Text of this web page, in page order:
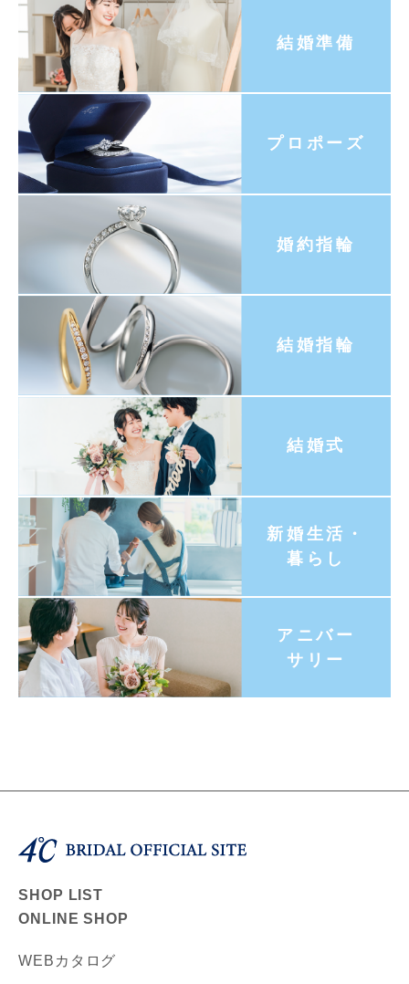
結婚準備
プロポーズ
婚約指輪
結婚指輪
結婚式
新婚生活・
暮らし
アニバー
サリー
SHOP LIST
ONLINE SHOP
WEBカタログ